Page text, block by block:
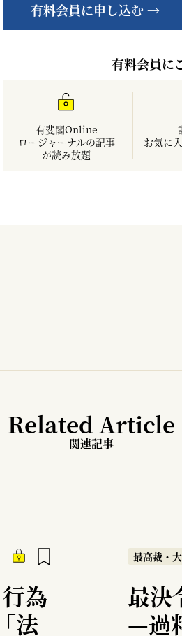
有料会員に申し込む →
有料会員に
有斐閣Online
ロージャーナルの記事
が読み放題
お気に
Related Article
関連記事
為
法
最高裁・
最決
—過